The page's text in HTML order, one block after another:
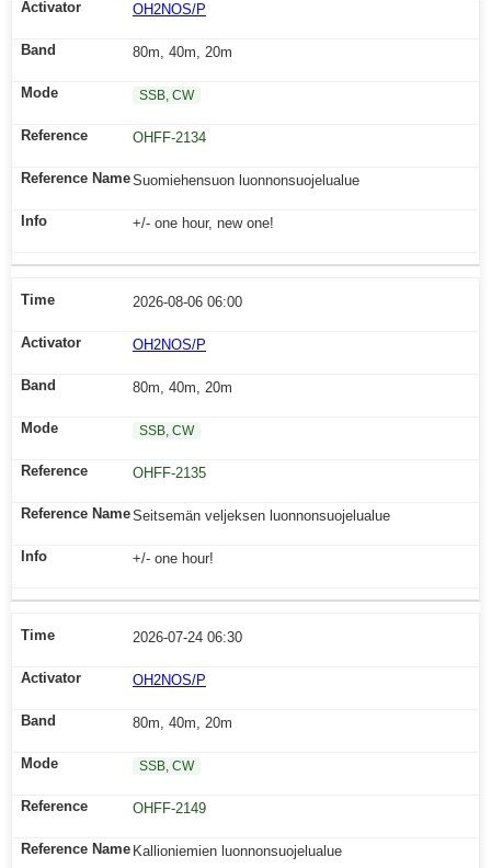
OH2NOS/P
80m, 40m, 20m
SSB, CW
OHFF-2134
Suomiehensuon luonnonsuojelualue
+/- one hour, new one!
2026-08-06 06:00
OH2NOS/P
80m, 40m, 20m
SSB, CW
OHFF-2135
Seitsemän veljeksen luonnonsuojelualue
+/- one hour!
2026-07-24 06:30
OH2NOS/P
80m, 40m, 20m
SSB, CW
OHFF-2149
Kallioniemien luonnonsuojelualue